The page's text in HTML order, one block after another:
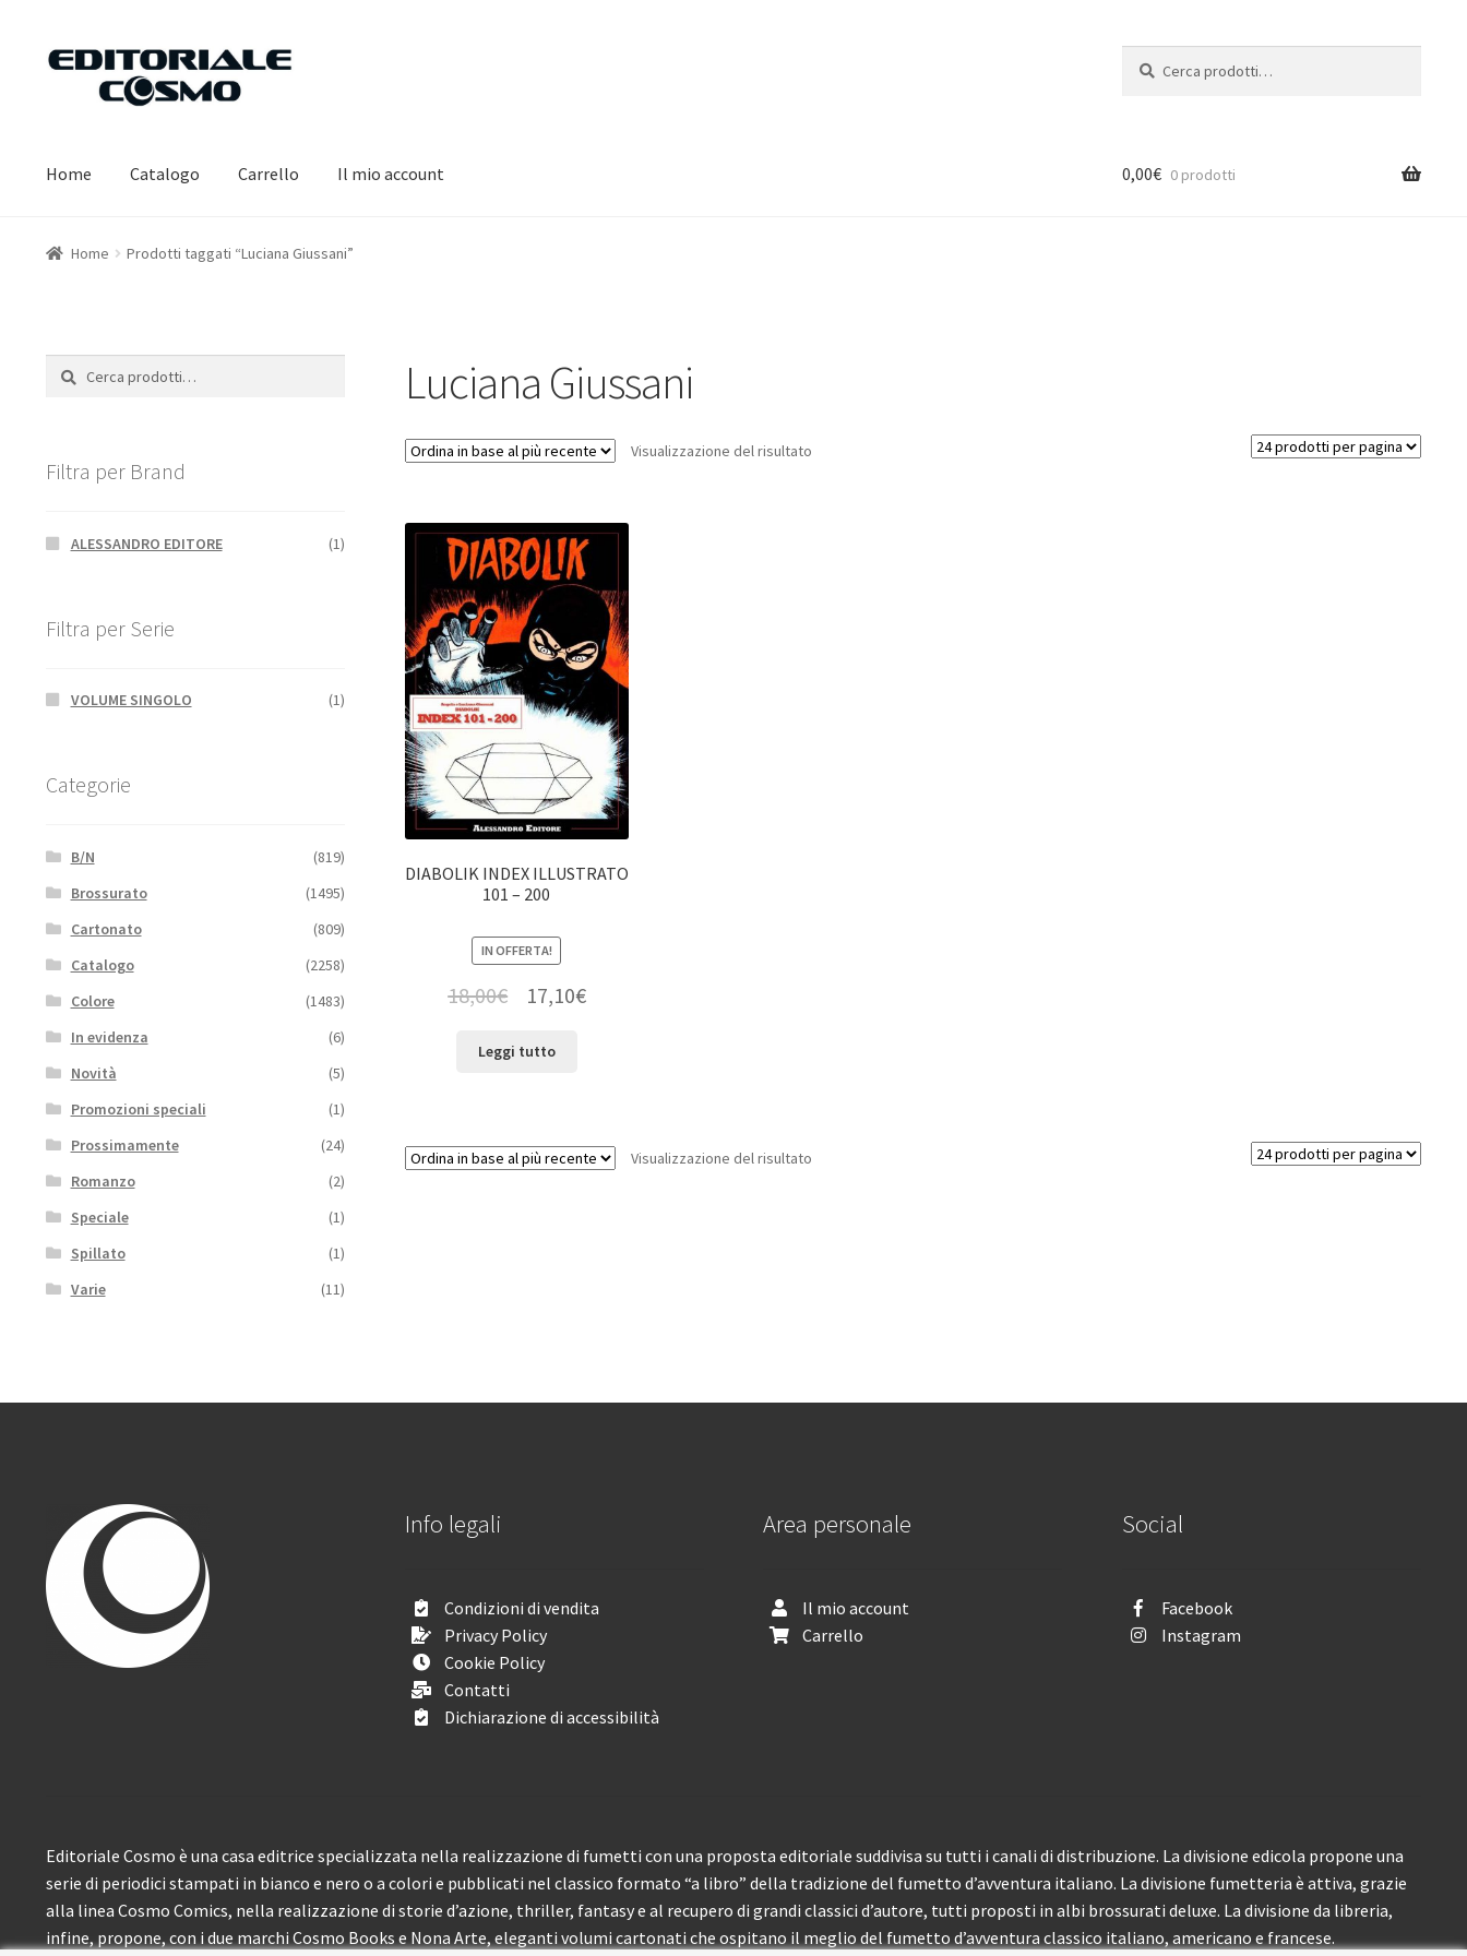
Vai
navigazione
Vai
Home Catalogo Carrello Il mio account 0,00€ 0 prodotti
Home Prodotti taggati “Luciana Giussani”
Luciana Giussani
Visualizzazione del risultato
DIABOLIK INDEX ILLUSTRATO
101 – 200
IN OFFERTA!
18,00€ 17,10€
Leggi tutto
Visualizzazione del risultato
Cerca:
Cerca
Filtra per Brand
ALESSANDRO EDITORE (1)
Filtra per Serie
VOLUME SINGOLO (1)
Categorie
B/N
(819)
Brossurato
(1495)
Cartonato
(809)
Catalogo
(2258)
Colore
(1483)
In evidenza
(6)
Novità
(5)
Promozioni speciali
(1)
Prossimamente
(24)
Romanzo
(2)
Speciale
(1)
Spillato
(1)
Varie
(11)
Info legali
Condizioni di vendita
Privacy Policy
Cookie Policy
Contatti
Dichiarazione di accessibilità
Area personale
Il mio account
Carrello
Social
Facebook
Instagram
Editoriale Cosmo è una casa editrice specializzata nella realizzazione di fumetti con una proposta editoriale suddivisa su tutti i canali di distribuzione. La divisione edicola propone una
serie di periodici stampati in bianco e nero o a colori e pubblicati nel classico formato “a libro” della tradizione del fumetto d’avventura italiano. La divisione fumetteria è attiva, grazie
alla linea Cosmo Comics, nella realizzazione di storie d’azione, thriller, fantasy e al recupero di grandi classici d’autore, tutti proposti in albi brossurati deluxe. La divisione da libreria,
infine, propone, con i due marchi Cosmo Books e Nona Arte, eleganti volumi cartonati che ospitano il meglio del fumetto d’avventura classico italiano, americano e francese.